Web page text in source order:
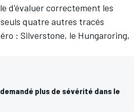
d'évaluer correctement les
quatre autres tracés
: Silverstone, le Hungaroring,
plus de sévérité dans le